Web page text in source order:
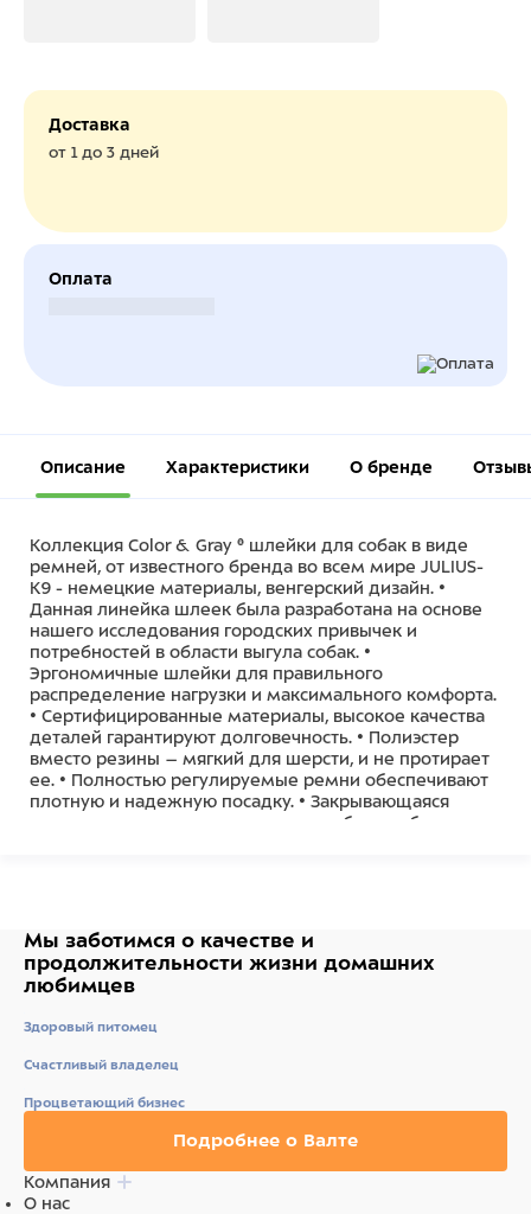
Доставка
от 1 до 3 дней
Оплата
Описание Характеристики О бренде
Коллекция Color & Gray ® шлейки для собак в виде
ремней, от известного бренда во всем мире JULIUS-
K9 - немецкие материалы, венгерский дизайн. •
Данная линейка шлеек была разработана на основе
нашего исследования городских привычек и
потребностей в области выгула собак. •
Эргономичные шлейки для правильного
распределение нагрузки и максимального комфорта.
• Сертифицированные материалы, высокое качества
деталей гарантируют долговечность. • Полиэстер
вместо резины – мягкий для шерсти, и не протирает
ее. • Полностью регулируемые ремни обеспечивают
плотную и надежную посадку. • Закрывающаяся
ручка позволяет крепко держать собаку, избегая
Мы заботимся о качестве и
продолжительности жизни домашних
любимцев
Здоровый питомец
Счастливый владелец
Процветающий бизнес
Подробнее о Валте
Компания
О нас